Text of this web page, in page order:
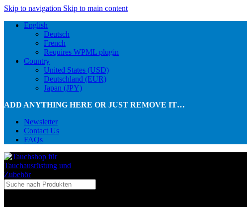
Skip to navigation Skip to main content
English
Deutsch
French
Requires WPML plugin
Country
United States (USD)
Deutschland (EUR)
Japan (JPY)
ADD ANYTHING HERE OR JUST REMOVE IT…
Newsletter
Contact Us
FAQs